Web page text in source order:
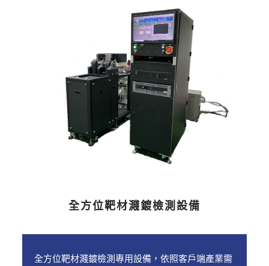
全方位靶材濺鍍檢測設備
全方位靶材濺鍍檢測專用設備，依照客戶端產業需